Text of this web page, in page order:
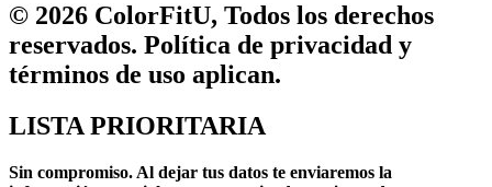
© 2026 ColorFitU, Todos los derechos
reservados. Política de privacidad y
términos de uso aplican.
LISTA PRIORITARIA
Sin compromiso. Al dejar tus datos te enviaremos la